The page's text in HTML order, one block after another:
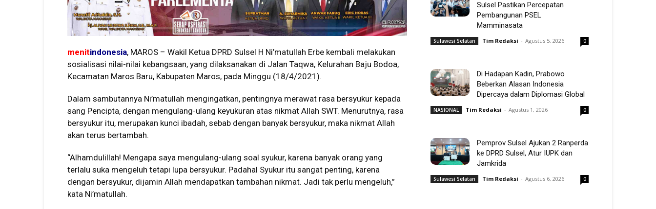
menitindonesia, MAROS – Wakil Ketua DPRD Sulsel H Ni’matullah Erbe kembali melakukan
sosialisasi nilai-nilai kebangsaan, yang dilaksanakan di Jalan Taqwa, Kelurahan Baju Bodoa,
Kecamatan Maros Baru, Kabupaten Maros, pada Minggu (18/4/2021).
Dalam sambutannya Ni’matullah mengingatkan, pentingnya merawat rasa bersyukur kepada
sang Pencipta, dengan mengulang-ulang keyukuran atas nikmat Allah SWT. Menurutnya, rasa
bersyukur itu, merupakan kunci ibadah, sebab dengan banyak bersyukur, maka nikmat Allah
akan terus bertambah.
“Alhamdulillah! Mengapa saya mengulang-ulang soal syukur, karena banyak orang yang
terlalu suka mengeluh tetapi lupa bersyukur. Padahal Syukur itu sangat penting, karena
dengan bersyukur, dijamin Allah mendapatkan tambahan nikmat. Jadi tak perlu mengeluh,”
kata Ni’matullah.
Sulsel Pastikan Percepatan
Pembangunan PSEL
Mamminasata
Sulawesi Selatan Tim Redaksi - Agustus 5, 2026 0
Di Hadapan Kadin, Prabowo
Beberkan Alasan Indonesia
Dipercaya dalam Diplomasi Global
NASIONAL Tim Redaksi - Agustus 1, 2026 0
Pemprov Sulsel Ajukan 2 Ranperda
ke DPRD Sulsel, Atur IUPK dan
Jamkrida
Sulawesi Selatan Tim Redaksi - Agustus 6, 2026 0